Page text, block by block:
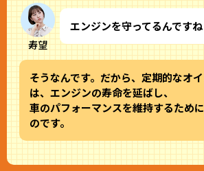
寿望
エンジンを守ってるんですね
そうなんです。だから、定期的なオ
は、エンジンの寿命を延ばし、
車のパフォーマンスを維持するため
のです。